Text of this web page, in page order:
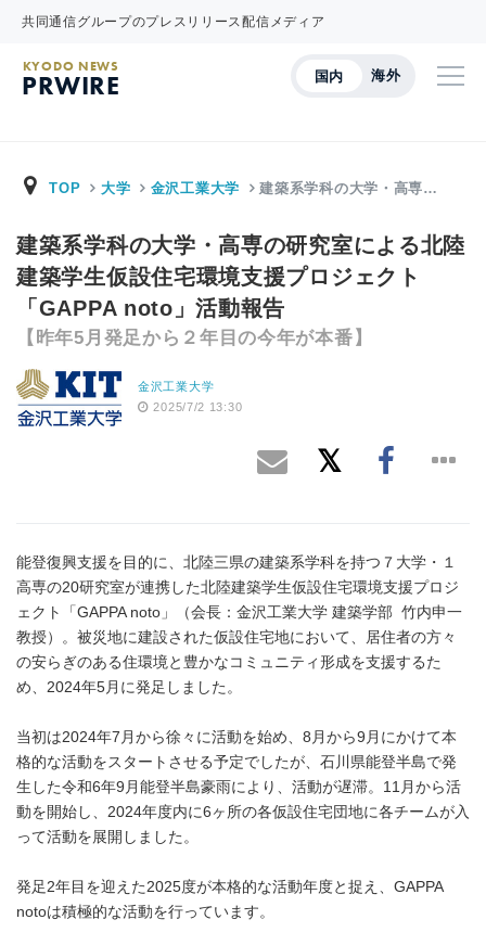
共同通信グループのプレスリリース配信メディア
国内 海外
KYODO NEWS
PRWIRE
TOP 大学 金沢工業大学 建築系学科の大学・高専…
建築系学科の大学・高専の研究室による北陸
建築学生仮設住宅環境支援プロジェクト
「GAPPA noto」活動報告
【昨年5月発足から２年目の今年が本番】
金沢工業大学
2025/7/2 13:30
能登復興支援を目的に、北陸三県の建築系学科を持つ７大学・１
高専の20研究室が連携した北陸建築学生仮設住宅環境支援プロジ
ェクト「GAPPA noto」（会長：金沢工業大学 建築学部 竹内申一
教授）。被災地に建設された仮設住宅地において、居住者の方々
の安らぎのある住環境と豊かなコミュニティ形成を支援するた
め、2024年5月に発足しました。
当初は2024年7月から徐々に活動を始め、8月から9月にかけて本
格的な活動をスタートさせる予定でしたが、石川県能登半島で発
生した令和6年9月能登半島豪雨により、活動が遅滞。11月から活
動を開始し、2024年度内に6ヶ所の各仮設住宅団地に各チームが入
って活動を展開しました。
発足2年目を迎えた2025度が本格的な活動年度と捉え、GAPPA
notoは積極的な活動を行っています。